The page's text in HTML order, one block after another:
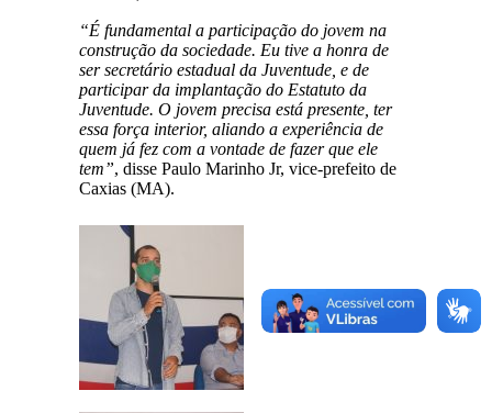
“É fundamental a participação do jovem na
construção da sociedade. Eu tive a honra de
ser secretário estadual da Juventude, e de
participar da implantação do Estatuto da
Juventude. O jovem precisa está presente, ter
essa força interior, aliando a experiência de
quem já fez com a vontade de fazer que ele
tem”, disse Paulo Marinho Jr, vice-prefeito de
Caxias (MA).